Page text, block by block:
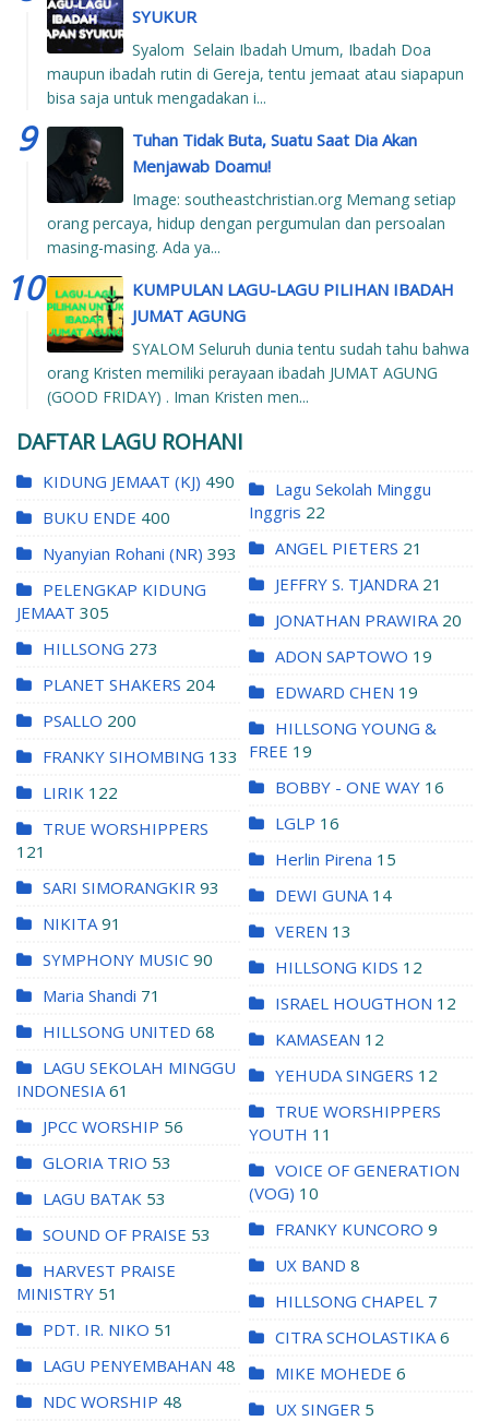
SYUKUR
Syalom Selain Ibadah Umum, Ibadah Doa
maupun ibadah rutin di Gereja, tentu jemaat atau siapapun
bisa saja untuk mengadakan i...
Tuhan Tidak Buta, Suatu Saat Dia Akan
Menjawab Doamu!
Image: southeastchristian.org Memang setiap
orang percaya, hidup dengan pergumulan dan persoalan
masing-masing. Ada ya...
KUMPULAN LAGU-LAGU PILIHAN IBADAH
JUMAT AGUNG
SYALOM Seluruh dunia tentu sudah tahu bahwa
orang Kristen memiliki perayaan ibadah JUMAT AGUNG
(GOOD FRIDAY) . Iman Kristen men...
DAFTAR LAGU ROHANI
KIDUNG JEMAAT (KJ) 490
BUKU ENDE 400
Nyanyian Rohani (NR) 393
PELENGKAP KIDUNG
JEMAAT 305
HILLSONG 273
PLANET SHAKERS 204
PSALLO 200
FRANKY SIHOMBING 133
LIRIK 122
TRUE WORSHIPPERS
121
SARI SIMORANGKIR 93
NIKITA 91
SYMPHONY MUSIC 90
Maria Shandi 71
HILLSONG UNITED 68
LAGU SEKOLAH MINGGU
INDONESIA 61
JPCC WORSHIP 56
GLORIA TRIO 53
LAGU BATAK 53
SOUND OF PRAISE 53
HARVEST PRAISE
MINISTRY 51
PDT. IR. NIKO 51
LAGU PENYEMBAHAN 48
NDC WORSHIP 48
Lagu Sekolah Minggu
Inggris 22
ANGEL PIETERS 21
JEFFRY S. TJANDRA 21
JONATHAN PRAWIRA 20
ADON SAPTOWO 19
EDWARD CHEN 19
HILLSONG YOUNG &
FREE 19
BOBBY - ONE WAY 16
LGLP 16
Herlin Pirena 15
DEWI GUNA 14
VEREN 13
HILLSONG KIDS 12
ISRAEL HOUGTHON 12
KAMASEAN 12
YEHUDA SINGERS 12
TRUE WORSHIPPERS
YOUTH 11
VOICE OF GENERATION
(VOG) 10
FRANKY KUNCORO 9
UX BAND 8
HILLSONG CHAPEL 7
CITRA SCHOLASTIKA 6
MIKE MOHEDE 6
UX SINGER 5